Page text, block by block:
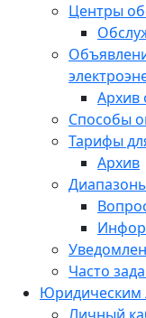
Центры
Архив
Способы
Тарифы
Архив
Часто
Юридическим